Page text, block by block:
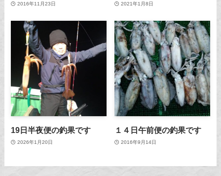
2016年11月23日 2021年1月8日
19日半夜便の釣果です
2026年1月20日
１４日午前便の釣果です
2016年9月14日